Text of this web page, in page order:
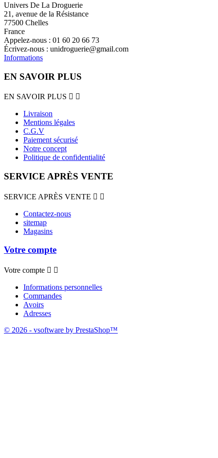
Univers De La Droguerie
21, avenue de la Résistance
77500 Chelles
France
Appelez-nous : 01 60 20 66 73
Écrivez-nous : unidroguerie@gmail.com
Informations
EN SAVOIR PLUS
EN SAVOIR PLUS  
Livraison
Mentions légales
C.G.V
Paiement sécurisé
Notre concept
Politique de confidentialité
SERVICE APRÈS VENTE
SERVICE APRÈS VENTE  
Contactez-nous
sitemap
Magasins
Votre compte
Votre compte  
Informations personnelles
Commandes
Avoirs
Adresses
© 2026 - vsoftware by PrestaShop™